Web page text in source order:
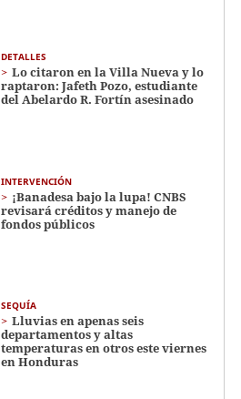
DETALLES
Lo citaron en la Villa Nueva y lo
raptaron: Jafeth Pozo, estudiante
del Abelardo R. Fortín asesinado
INTERVENCIÓN
¡Banadesa bajo la lupa! CNBS
revisará créditos y manejo de
fondos públicos
SEQUÍA
Lluvias en apenas seis
departamentos y altas
temperaturas en otros este viernes
en Honduras